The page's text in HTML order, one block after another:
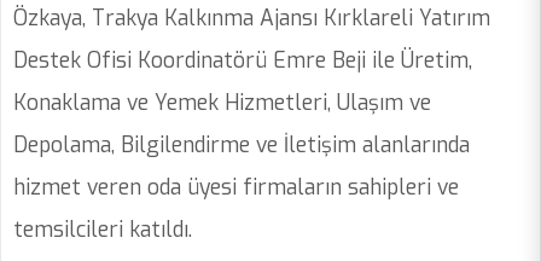
Özkaya, Trakya Kalkınma Ajansı Kırklareli Yatırım
Destek Ofisi Koordinatörü Emre Beji ile Üretim,
Konaklama ve Yemek Hizmetleri, Ulaşım ve
Depolama, Bilgilendirme ve İletişim alanlarında
hizmet veren oda üyesi firmaların sahipleri ve
temsilcileri katıldı.